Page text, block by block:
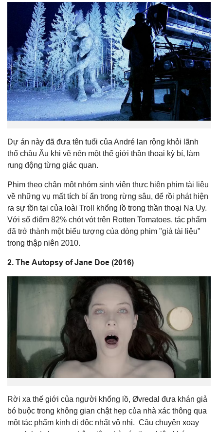
Dự án này đã đưa tên tuổi của André lan rộng khỏi lãnh
thổ châu Âu khi vẽ nên một thế giới thần thoại kỳ bí, làm
rung động từng giác quan.
Phim theo chân một nhóm sinh viên thực hiện phim tài liệu
về những vụ mất tích bí ẩn trong rừng sâu, để rồi phát hiện
ra sự tồn tại của loài Troll khổng lồ trong thần thoại Na Uy.
Với số điểm 82% chót vót trên Rotten Tomatoes, tác phẩm
đã trở thành một biểu tượng của dòng phim "giả tài liệu"
trong thập niên 2010.
2. The Autopsy of Jane Doe (2016)
Rời xa thế giới của người khổng lồ, Øvredal đưa khán giả
bó buộc trong không gian chật hẹp của nhà xác thông qua
một tác phẩm kinh dị độc nhất vô nhị. Câu chuyện xoay